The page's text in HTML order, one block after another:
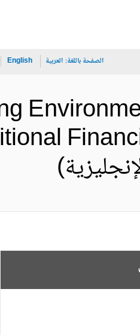
الصفحة باللغة: العربية English